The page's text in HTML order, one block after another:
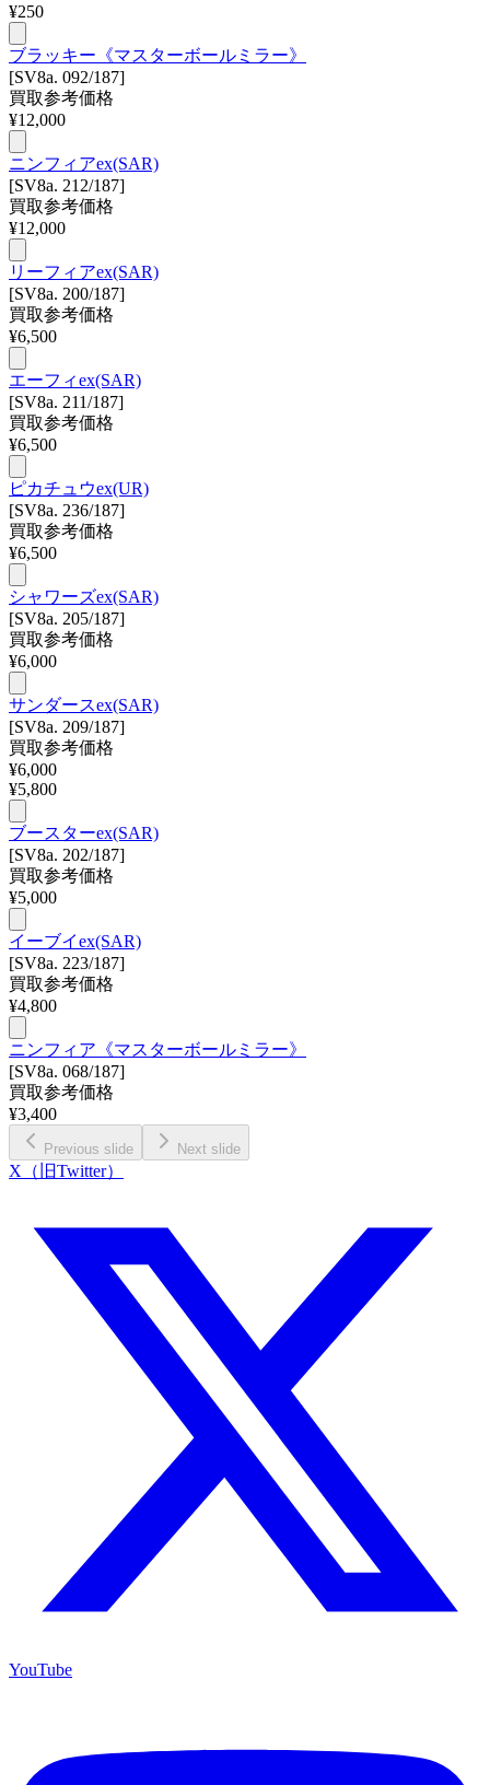
¥250
ブラッキー《マスターボールミラー》
[SV8a. 092/187]
買取参考価格
¥12,000
ニンフィアex(SAR)
[SV8a. 212/187]
買取参考価格
¥12,000
リーフィアex(SAR)
[SV8a. 200/187]
買取参考価格
¥6,500
エーフィex(SAR)
[SV8a. 211/187]
買取参考価格
¥6,500
ピカチュウex(UR)
[SV8a. 236/187]
買取参考価格
¥6,500
シャワーズex(SAR)
[SV8a. 205/187]
買取参考価格
¥6,000
サンダースex(SAR)
[SV8a. 209/187]
買取参考価格
¥6,000
¥5,800
ブースターex(SAR)
[SV8a. 202/187]
買取参考価格
¥5,000
イーブイex(SAR)
[SV8a. 223/187]
買取参考価格
¥4,800
ニンフィア《マスターボールミラー》
[SV8a. 068/187]
買取参考価格
¥3,400
Previous slide Next slide
X（旧Twitter）
YouTube